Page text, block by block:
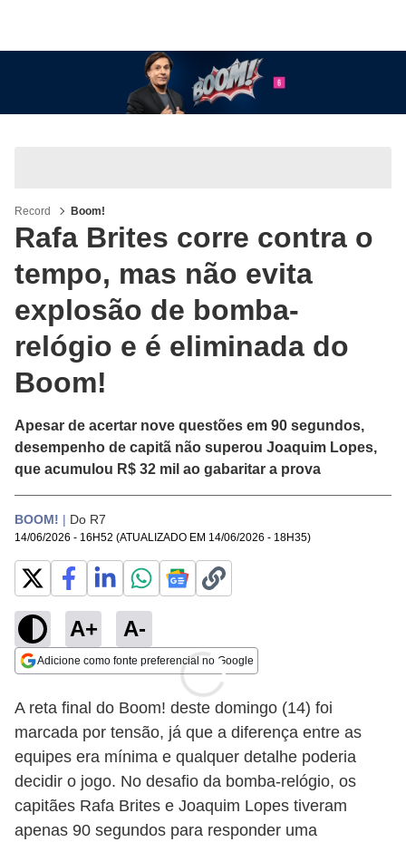
Record Boom!
Rafa Brites corre contra o
tempo, mas não evita
explosão de bomba-
relógio e é eliminada do
Boom!
Apesar de acertar nove questões em 90 segundos,
desempenho de capitã não superou Joaquim Lopes,
que acumulou R$ 32 mil ao gabaritar a prova
BOOM! | Do R7
14/06/2026 - 16H52 (ATUALIZADO EM14/06/2026 - 18H35
A+ A-
Adicione como fonte preferencial no Google
A reta final do Boom! deste domingo (14) foi
marcada por tensão, já que a diferença entre as
equipes era mínima e qualquer detalhe poderia
decidir o jogo. No desafio da bomba-relógio, os
capitães Rafa Brites e Joaquim Lopes tiveram
apenas 90 segundos para responder uma